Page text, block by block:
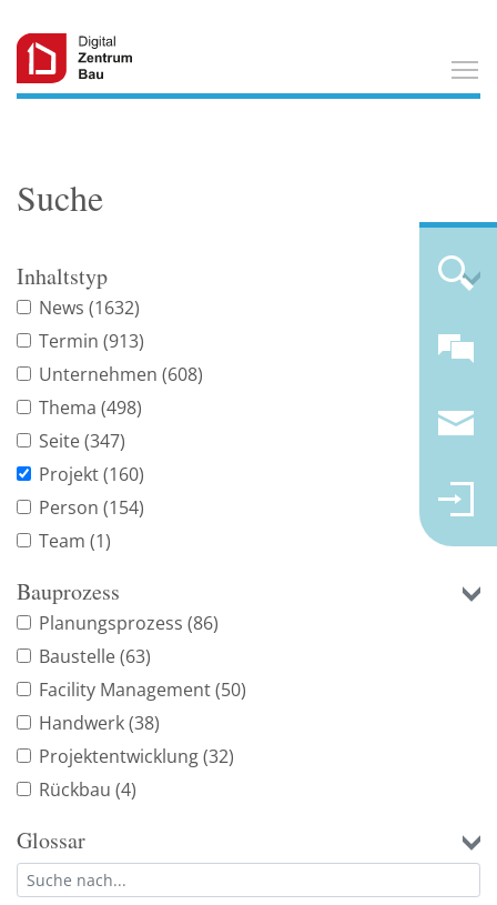
Suche
Inhaltstyp
News (1632)
Termin (913)
Unternehmen (608)
Thema (498)
Seite(347)
Projekt(160)
Person (154)
Team (1)
Bauprozess
Planungsprozess (86)
Baustelle(63)
Facility Management(50)
Handwerk(38)
Projektentwicklung(32)
Rückbau (4)
Glossar